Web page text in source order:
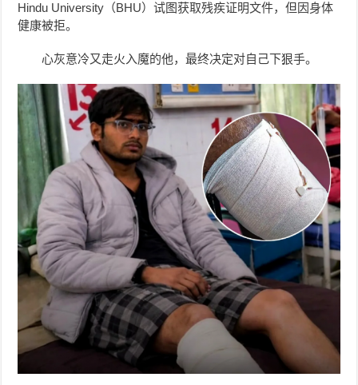
Hindu University（BHU）试图获取残疾证明文件，但因身体
健康被拒。
心灰意冷又走火入魔的他，最终决定对自己下狠手。